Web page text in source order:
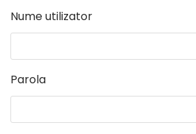
Nume utilizator
Parola